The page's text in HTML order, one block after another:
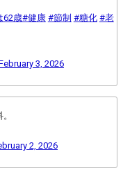
62歳#健康 #節制 #糖化 #老
3, 2026
2, 2026